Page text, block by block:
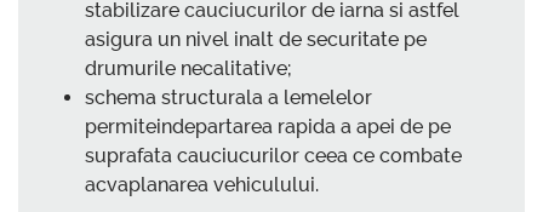
stabilizare cauciucurilor de iarna si astfel
asigura un nivel inalt de securitate pe
drumurile necalitative;
schema structurala a lemelelor
permiteindepartarea rapida a apei de pe
suprafata cauciucurilor ceea ce combate
acvaplanarea vehiculului.